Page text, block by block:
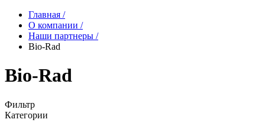
Главная /
О компании /
Наши партнеры /
Bio-Rad
Bio-Rad
Фильтр
Категории